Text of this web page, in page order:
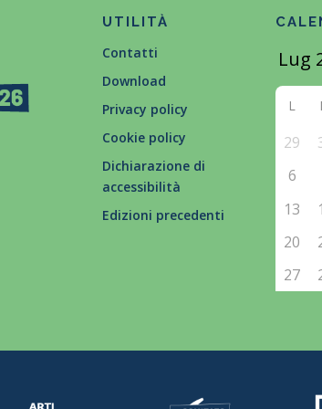
UTILITÀ
Contatti
Download
Privacy policy
Cookie policy
Dichiarazione di
accessibilità
Edizioni precedenti
L
29
6
13
20
27